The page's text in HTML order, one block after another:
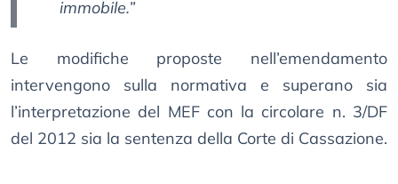
immobile.”
Le modifiche proposte nell’emendamento
intervengono sulla normativa e superano sia
l’interpretazione del MEF con la circolare n. 3/DF
del 2012 sia la sentenza della Corte di Cassazione.